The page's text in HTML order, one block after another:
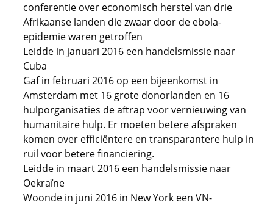
conferentie over economisch herstel van drie
Afrikaanse landen die zwaar door de ebola-
epidemie waren getroffen
Leidde in januari 2016 een handelsmissie naar
Cuba
Gaf in februari 2016 op een bijeenkomst in
Amsterdam met 16 grote donorlanden en 16
hulporganisaties de aftrap voor vernieuwing van
humanitaire hulp. Er moeten betere afspraken
komen over efficiëntere en transparantere hulp in
ruil voor betere financiering.
Leidde in maart 2016 een handelsmissie naar
Oekraïne
Woonde in juni 2016 in New York een VN-